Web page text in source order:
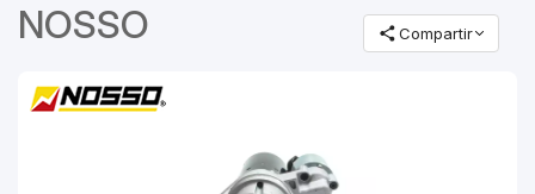
NOSSO Compartir